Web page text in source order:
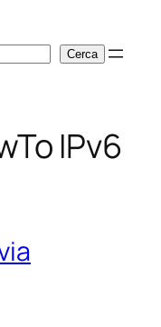
Cerca
IPv6